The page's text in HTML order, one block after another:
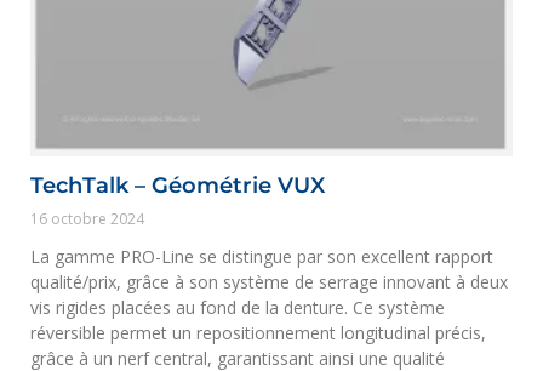
TechTalk – Géométrie VUX
16 octobre 2024
La gamme PRO-Line se distingue par son excellent rapport
qualité/prix, grâce à son système de serrage innovant à deux
vis rigides placées au fond de la denture. Ce système
réversible permet un repositionnement longitudinal précis,
grâce à un nerf central, garantissant ainsi une qualité